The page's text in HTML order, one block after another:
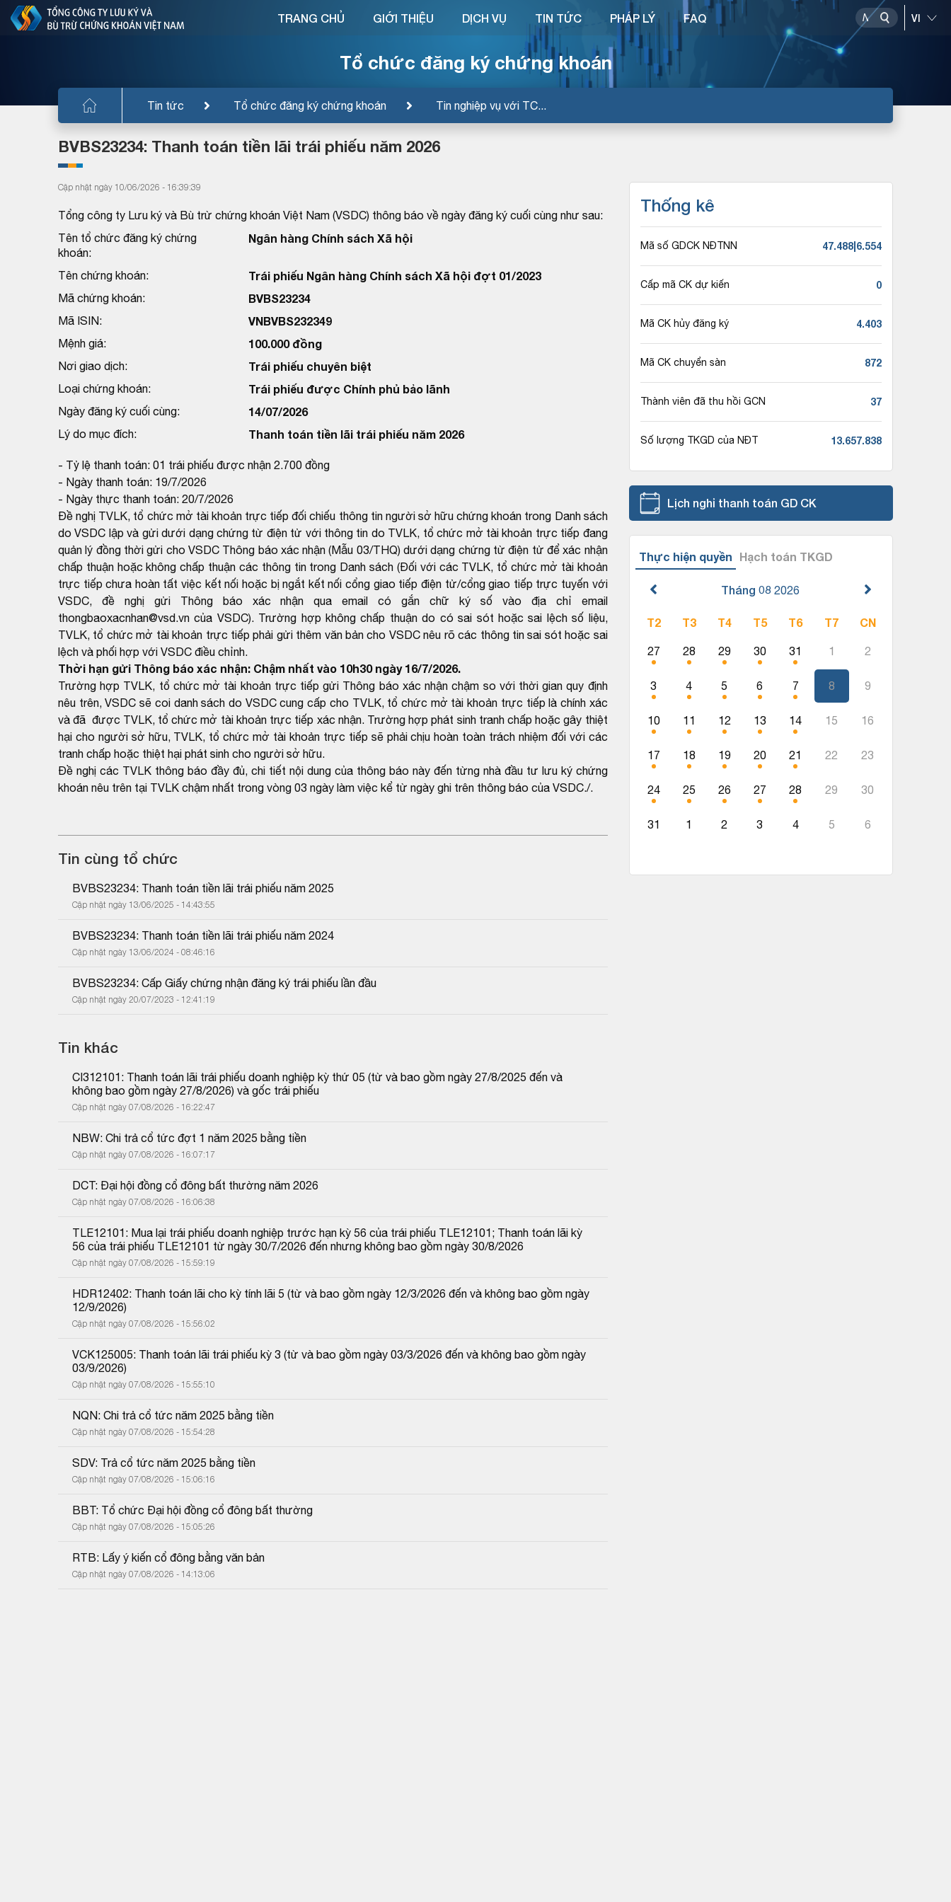
Tổ chức đăng ký chứng khoán
Tin tức Tổ chức đăng ký chứng khoán Tin nghiệp vụ với TC...
TRANG CHỦ GIỚI THIỆU DỊCH VỤ TIN TỨC PHÁP LÝ FAQ
BVBS23234: Thanh toán tiền lãi trái phiếu năm 2026
Cập nhật ngày 10/06/2026 - 16:39:39
Tổng công ty Lưu ký và Bù trừ chứng khoán Việt Nam (VSDC) thông báo về ngày đăng ký cuối cùng như sau:
Tên tổ chức đăng ký chứng
khoán:
Ngân hàng Chính sách Xã hội
Tên chứng khoán: Trái phiếu Ngân hàng Chính sách Xã hội đợt 01/2023
Mã chứng khoán: BVBS23234
Mã ISIN: VNBVBS232349
Mệnh giá: 100.000 đồng
Nơi giao dịch: Trái phiếu chuyên biệt
Loại chứng khoán: Trái phiếu được Chính phủ bảo lãnh
Ngày đăng ký cuối cùng: 14/07/2026
Lý do mục đích: Thanh toán tiền lãi trái phiếu năm 2026
- Tỷ lệ thanh toán: 01 trái phiếu được nhận 2.700 đồng
- Ngày thanh toán: 19/7/2026
- Ngày thực thanh toán: 20/7/2026
Đề nghị TVLK, tổ chức mở tài khoản trực tiếp đối chiếu thông tin người sở hữu chứng khoán trong Danh sách
do VSDC lập và gửi dưới dạng chứng từ điện tử với thông tin do TVLK, tổ chức mở tài khoản trực tiếp đang
quản lý đồng thời gửi cho VSDC Thông báo xác nhận (Mẫu 03/THQ) dưới dạng chứng từ điện tử để xác nhận
chấp thuận hoặc không chấp thuận các thông tin trong Danh sách (Đối với các TVLK, tổ chức mở tài khoản
trực tiếp chưa hoàn tất việc kết nối hoặc bị ngắt kết nối cổng giao tiếp điện tử/cổng giao tiếp trực tuyến với
VSDC, đề nghị gửi Thông báo xác nhận qua email có gắn chữ ký số vào địa chỉ email
thongbaoxacnhan@vsd.vn của VSDC). Trường hợp không chấp thuận do có sai sót hoặc sai lệch số liệu,
TVLK, tổ chức mở tài khoản trực tiếp phải gửi thêm văn bản cho VSDC nêu rõ các thông tin sai sót hoặc sai
lệch và phối hợp với VSDC điều chỉnh.
Thời hạn gửi Thông báo xác nhận: Chậm nhất vào 10h30 ngày 16/7/2026.
Trường hợp TVLK, tổ chức mở tài khoản trực tiếp gửi Thông báo xác nhận chậm so với thời gian quy định
nêu trên, VSDC sẽ coi danh sách do VSDC cung cấp cho TVLK, tổ chức mở tài khoản trực tiếp là chính xác
và đã được TVLK, tổ chức mở tài khoản trực tiếp xác nhận. Trường hợp phát sinh tranh chấp hoặc gây thiệt
hại cho người sở hữu, TVLK, tổ chức mở tài khoản trực tiếp sẽ phải chịu hoàn toàn trách nhiệm đối với các
tranh chấp hoặc thiệt hại phát sinh cho người sở hữu.
Đề nghị các TVLK thông báo đầy đủ, chi tiết nội dung của thông báo này đến từng nhà đầu tư lưu ký chứng
khoán nêu trên tại TVLK chậm nhất trong vòng 03 ngày làm việc kể từ ngày ghi trên thông báo của VSDC./.
Tin cùng tổ chức
BVBS23234: Thanh toán tiền lãi trái phiếu năm 2025
Cập nhật ngày 13/06/2025 - 14:43:55
BVBS23234: Thanh toán tiền lãi trái phiếu năm 2024
Cập nhật ngày 13/06/2024 - 08:46:16
BVBS23234: Cấp Giấy chứng nhận đăng ký trái phiếu lần đầu
Cập nhật ngày 20/07/2023 - 12:41:19
Tin khác
CI312101: Thanh toán lãi trái phiếu doanh nghiệp kỳ thứ 05 (từ và bao gồm ngày 27/8/2025 đến và
không bao gồm ngày 27/8/2026) và gốc trái phiếu
Cập nhật ngày 07/08/2026 - 16:22:47
NBW: Chi trả cổ tức đợt 1 năm 2025 bằng tiền
Cập nhật ngày 07/08/2026 - 16:07:17
DCT: Đại hội đồng cổ đông bất thường năm 2026
Cập nhật ngày 07/08/2026 - 16:06:38
TLE12101: Mua lại trái phiếu doanh nghiệp trước hạn kỳ 56 của trái phiếu TLE12101; Thanh toán lãi kỳ
56 của trái phiếu TLE12101 từ ngày 30/7/2026 đến nhưng không bao gồm ngày 30/8/2026
Cập nhật ngày 07/08/2026 - 15:59:19
HDR12402: Thanh toán lãi cho kỳ tính lãi 5 (từ và bao gồm ngày 12/3/2026 đến và không bao gồm ngày
12/9/2026)
Cập nhật ngày 07/08/2026 - 15:56:02
VCK125005: Thanh toán lãi trái phiếu kỳ 3 (từ và bao gồm ngày 03/3/2026 đến và không bao gồm ngày
03/9/2026)
Cập nhật ngày 07/08/2026 - 15:55:10
NQN: Chi trả cổ tức năm 2025 bằng tiền
Cập nhật ngày 07/08/2026 - 15:54:28
SDV: Trả cổ tức năm 2025 bằng tiền
Cập nhật ngày 07/08/2026 - 15:06:16
BBT: Tổ chức Đại hội đồng cổ đông bất thường
Cập nhật ngày 07/08/2026 - 15:05:26
RTB: Lấy ý kiến cổ đông bằng văn bản
Cập nhật ngày 07/08/2026 - 14:13:06
Thống kê
Mã số GDCK NĐTNN 47.488|6.554
Cấp mã CK dự kiến 0
Mã CK hủy đăng ký 4.403
Mã CK chuyển sàn 872
Thành viên đã thu hồi GCN 37
Số lượng TKGD của NĐT 13.657.838
Lịch nghỉ thanh toán GD CK
Thực hiện quyền Hạch toán TKGD
Tháng 08 2026
T2 T3 T4 T5 T6 T7 CN
27 28 29 30 31 1 2
3 4 5 6 7 8 9
10 11 12 13 14 15 16
17 18 19 20 21 22 23
24 25 26 27 28 29 30
31 1 2 3 4 5 6